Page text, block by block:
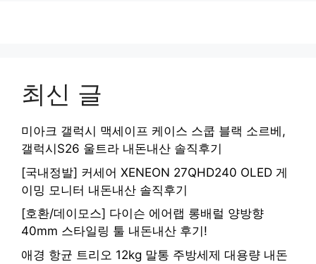
최신 글
미아크 갤럭시 맥세이프 케이스 스쿱 블랙 소르베,
갤럭시S26 울트라 내돈내산 솔직후기
[국내정발] 커세어 XENEON 27QHD240 OLED 게
이밍 모니터 내돈내산 솔직후기
[호환/데이모스] 다이슨 에어랩 롱배럴 양방향
40mm 스타일링 툴 내돈내산 후기!
애경 항균 트리오 12kg 말통 주방세제 대용량 내돈